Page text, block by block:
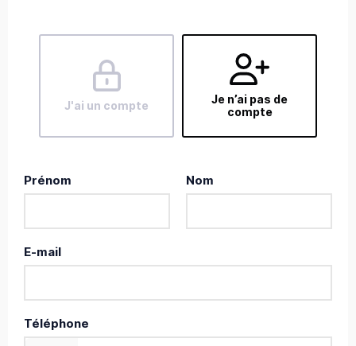
J'ai un compte
Je n’ai pas de
compte
Prénom Nom
E-mail
Téléphone